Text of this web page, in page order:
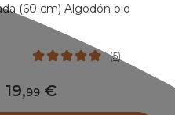
(60 cm) Algodón bio
(5)
19,99